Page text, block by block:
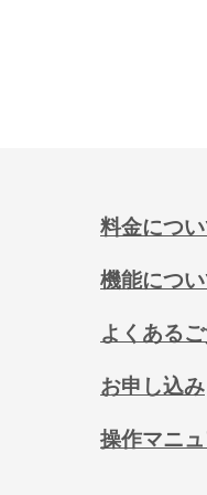
料金につ
機能につ
よくある
お申し込み
操作マニ